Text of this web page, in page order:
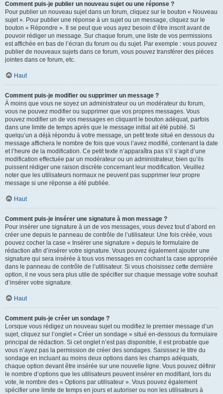
Comment puis-je publier un nouveau sujet ou une réponse ?
Pour publier un nouveau sujet dans un forum, cliquez sur le bouton « Nouveau
sujet ». Pour publier une réponse à un sujet ou un message, cliquez sur le
bouton « Répondre ». Il se peut que vous ayez besoin d’être inscrit avant de
pouvoir rédiger un message. Sur chaque forum, une liste de vos permissions
est affichée en bas de l’écran du forum ou du sujet. Par exemple : vous pouvez
publier de nouveaux sujets dans ce forum, vous pouvez transférer des pièces
jointes dans ce forum, etc.
Haut
Comment puis-je modifier ou supprimer un message ?
À moins que vous ne soyez un administrateur ou un modérateur du forum,
vous ne pouvez modifier ou supprimer que vos propres messages. Vous
pouvez modifier un de vos messages en cliquant le bouton adéquat, parfois
dans une limite de temps après que le message initial ait été publié. Si
quelqu’un a déjà répondu à votre message, un petit texte situé en dessous du
message affichera le nombre de fois que vous l’avez modifié, contenant la date
et l’heure de la modification. Ce petit texte n’apparaîtra pas s’il s’agit d’une
modification effectuée par un modérateur ou un administrateur, bien qu’ils
puissent rédiger une raison discrète concernant leur modification. Veuillez
noter que les utilisateurs normaux ne peuvent pas supprimer leur propre
message si une réponse a été publiée.
Haut
Comment puis-je insérer une signature à mon message ?
Pour insérer une signature à un de vos messages, vous devez tout d’abord en
créer une depuis le panneau de contrôle de l’utilisateur. Une fois créée, vous
pouvez cocher la case « Insérer une signature » depuis le formulaire de
rédaction afin d’insérer votre signature. Vous pouvez également ajouter une
signature qui sera insérée à tous vos messages en cochant la case appropriée
dans le panneau de contrôle de l’utilisateur. Si vous choisissez cette dernière
option, il ne vous sera plus utile de spécifier sur chaque message votre souhait
d’insérer votre signature.
Haut
Comment puis-je créer un sondage ?
Lorsque vous rédigez un nouveau sujet ou modifiez le premier message d’un
sujet, cliquez sur l’onglet « Créer un sondage » situé en-dessous du formulaire
principal de rédaction. Si cet onglet n’est pas disponible, il est probable que
vous n’ayez pas la permission de créer des sondages. Saisissez le titre du
sondage en incluant au moins deux options dans les champs adéquats,
chaque option devant être insérée sur une nouvelle ligne. Vous pouvez définir
le nombre d’options que les utilisateurs peuvent insérer en modifiant, lors du
vote, le nombre des « Options par utilisateur ». Vous pouvez également
spécifier une limite de temps en jours et autoriser ou non les utilisateurs à